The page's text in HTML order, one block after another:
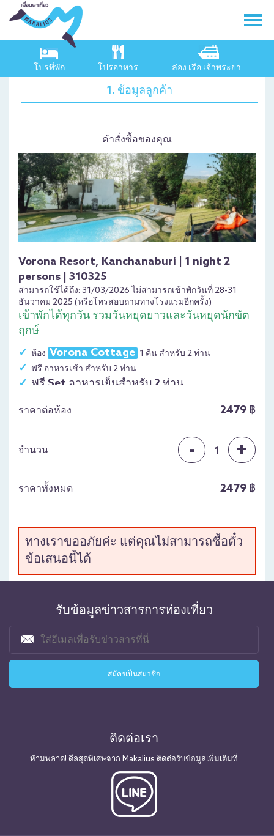
โปรที่พัก โปรอาหาร ล่อง เรือ เจ้าพระยา
1. ข้อมูลลูกค้า
คำสั่งซื้อของคุณ
Vorona Resort, Kanchanaburi | 1 night 2
persons | 310325
สามารถใช้ได้ถึง: 31/03/2026 ไม่สามารถเข้าพักวันที่ 28-31
ธันวาคม 2025 (หรือโทรสอบถามทางโรงแรมอีกครั้ง)
เข้าพักได้ทุกวัน รวมวันหยุดยาวและวันหยุดนักขัต
ฤกษ์
ห้อง Vorona Cottage 1 คืน สำหรับ 2 ท่าน
ฟรี อาหารเช้า สำหรับ 2 ท่าน
ฟรี Set อาหารเย็นสำหรับ 2 ท่าน
ราคาต่อห้อง 2479 ฿
จำนวน - 1 +
ราคาทั้งหมด 2479 ฿
ทางเราขออภัยค่ะ แต่คุณไม่สามารถซื้อตั๋ว
ข้อเสนอนี้ได้
รับข้อมูลข่าวสารการท่องเที่ยว
ติดต่อเรา
ห้ามพลาด! ดีลสุดพิเศษจาก Makalius ติดต่อรับข้อมูลเพิ่มเติมที่